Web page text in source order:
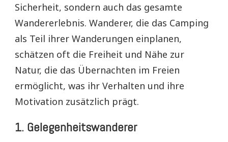
Sicherheit, sondern auch das gesamte
Wandererlebnis. Wanderer, die das Camping
als Teil ihrer Wanderungen einplanen,
schätzen oft die Freiheit und Nähe zur
Natur, die das Übernachten im Freien
ermöglicht, was ihr Verhalten und ihre
Motivation zusätzlich prägt.
1. Gelegenheitswanderer